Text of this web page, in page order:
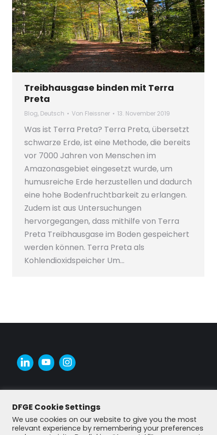
Treibhausgase binden mit Terra
Preta
Blog, Deutsch Von Fleissner 13. November 2019
Was ist Terra Preta? Terra Preta, übersetzt
schwarze Erde, ist eine Methode, die bereits
vor 7000 Jahren von Menschen im
Amazonasgebiet eingesetzt wurde, um
humusreiche Erde herzustellen und dadurch
eine hohe Bodenfruchtbarkeit zu erlangen.
Zudem ist aus Untersuchungen
hervorgegangen, dass mithilfe von Terra
Preta Treibhausgase im Boden gespeichert
werden können. Terra Preta als
Kohlendioxidspeicher Um…
DFGE Cookie Settings
We use cookies on our website to give you the most
relevant experience by remembering your preferences